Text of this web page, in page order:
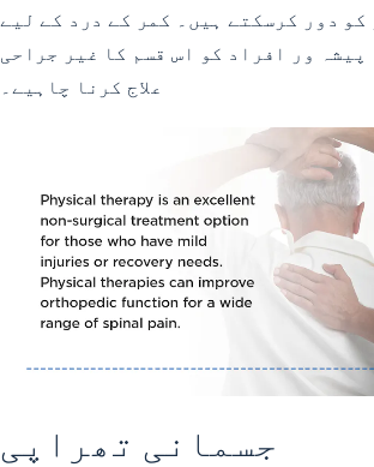
کو دور کرسکتے ہیں۔ کمر کے درد کے لیے
پیشہ ور افراد کو اس قسم کا غیر جراحی
علاج کرنا چاہیے۔
جسمانی تھراپی